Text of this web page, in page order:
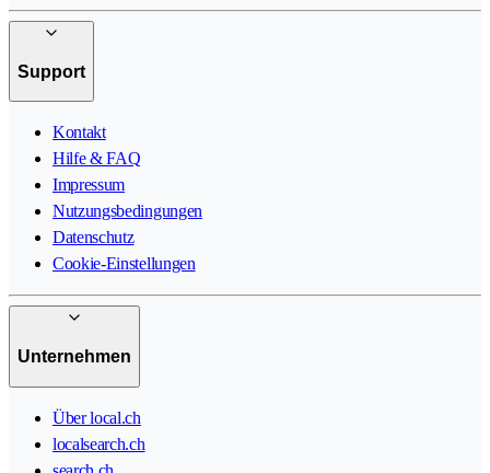
Support
Kontakt
Hilfe & FAQ
Impressum
Nutzungsbedingungen
Datenschutz
Cookie-Einstellungen
Unternehmen
Über local.ch
localsearch.ch